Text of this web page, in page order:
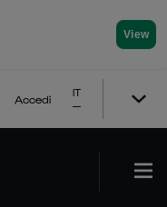
View
Accedi
IT